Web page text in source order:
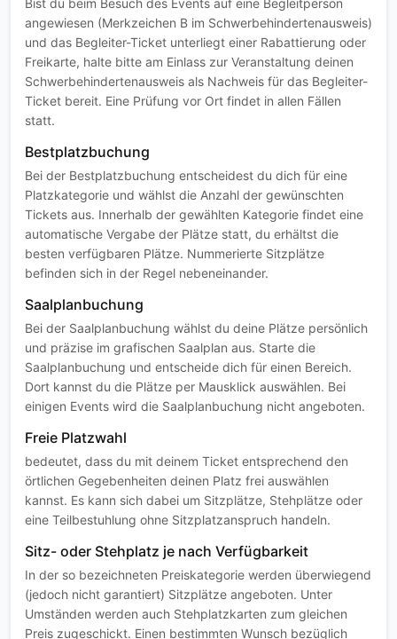
Bist du beim Besuch des Events auf eine Begleitperson
angewiesen (Merkzeichen B im Schwerbehindertenausweis)
und das Begleiter-Ticket unterliegt einer Rabattierung oder
Freikarte, halte bitte am Einlass zur Veranstaltung deinen
Schwerbehindertenausweis als Nachweis für das Begleiter-
Ticket bereit. Eine Prüfung vor Ort findet in allen Fällen
statt.
Bestplatzbuchung
Bei der Bestplatzbuchung entscheidest du dich für eine
Platzkategorie und wählst die Anzahl der gewünschten
Tickets aus. Innerhalb der gewählten Kategorie findet eine
automatische Vergabe der Plätze statt, du erhältst die
besten verfügbaren Plätze. Nummerierte Sitzplätze
befinden sich in der Regel nebeneinander.
Saalplanbuchung
Bei der Saalplanbuchung wählst du deine Plätze persönlich
und präzise im grafischen Saalplan aus. Starte die
Saalplanbuchung und entscheide dich für einen Bereich.
Dort kannst du die Plätze per Mausklick auswählen. Bei
einigen Events wird die Saalplanbuchung nicht angeboten.
Freie Platzwahl
bedeutet, dass du mit deinem Ticket entsprechend den
örtlichen Gegebenheiten deinen Platz frei auswählen
kannst. Es kann sich dabei um Sitzplätze, Stehplätze oder
eine Teilbestuhlung ohne Sitzplatzanspruch handeln.
Sitz- oder Stehplatz je nach Verfügbarkeit
In der so bezeichneten Preiskategorie werden überwiegend
(jedoch nicht garantiert) Sitzplätze angeboten. Unter
Umständen werden auch Stehplatzkarten zum gleichen
Preis zugeschickt. Einen bestimmten Wunsch bezüglich